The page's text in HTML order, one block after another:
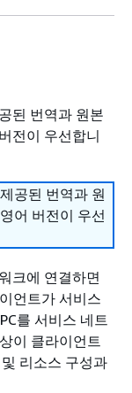
된 번역과 원본
전이 우선합니
공된 번역과 원
어 버전이 우선
크에 연결하면
언트가 서비스
를 서비스 네트
이 클라이언트
리소스 구성과